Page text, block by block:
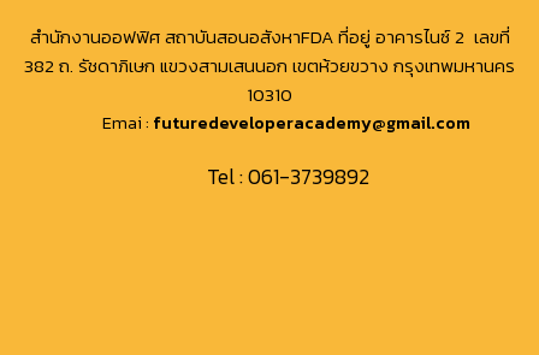
สำนักงานออฟฟิศ สถาบันสอนอสังหาFDA ที่อยู่ อาคารไนซ์ 2 เลขที่
382 ถ. รัชดาภิเษก แขวงสามเสนนอก เขตห้วยขวาง กรุงเทพมหานคร
10310
Emai : futuredeveloperacademy@gmail.com
Tel :061-3739892